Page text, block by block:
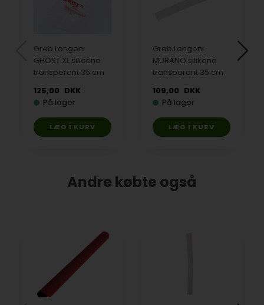
Greb Longoni
GHOST XL silicone
transperant 35 cm
125,00 DKK
På lager
Greb Longoni
MURANO silikone
transparant 35 cm
109,00 DKK
På lager
Andre købte også